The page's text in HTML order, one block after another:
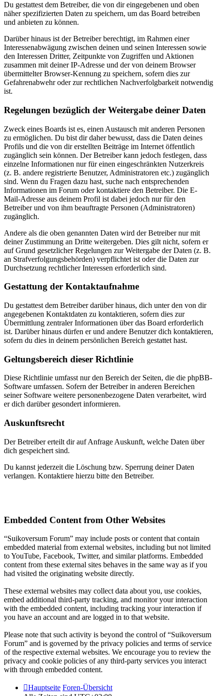
Du gestattest dem Betreiber, die von dir eingegebenen und oben
näher spezifizierten Daten zu speichern, um das Board betreiben
und anbieten zu können.
Darüber hinaus ist der Betreiber berechtigt, im Rahmen einer
Interessenabwägung zwischen deinen und seinen Interessen sowie
den Interessen Dritter, Zeitpunkte von Zugriffen und Aktionen
zusammen mit deiner IP-Adresse und der von deinem Browser
übermittelter Browser-Kennung zu speichern, sofern dies zur
Gefahrenabwehr oder zur rechtlichen Nachverfolgbarkeit notwendig
ist.
Regelungen bezüglich der Weitergabe deiner Daten
Zweck eines Boards ist es, einen Austausch mit anderen Personen
zu ermöglichen. Du bist dir daher bewusst, dass die Daten deines
Profils und die von dir erstellten Beiträge im Internet öffentlich
zugänglich sein können. Der Betreiber kann jedoch festlegen, dass
einzelne Informationen nur für einen eingeschränkten Nutzerkreis
(z. B. andere registrierte Benutzer, Administratoren etc.) zugänglich
sind. Wenn du Fragen dazu hast, suche nach entsprechenden
Informationen im Forum oder kontaktiere den Betreiber. Die E-
Mail-Adresse aus deinem Profil ist dabei jedoch nur für den
Betreiber und von ihm beauftragte Personen (Administratoren)
zugänglich.
Andere als die oben genannten Daten wird der Betreiber nur mit
deiner Zustimmung an Dritte weitergeben. Dies gilt nicht, sofern er
auf Grund gesetzlicher Regelungen zur Weitergabe der Daten (z. B.
an Strafverfolgungsbehörden) verpflichtet ist oder die Daten zur
Durchsetzung rechtlicher Interessen erforderlich sind.
Gestattung der Kontaktaufnahme
Du gestattest dem Betreiber darüber hinaus, dich unter den von dir
angegebenen Kontaktdaten zu kontaktieren, sofern dies zur
Übermittlung zentraler Informationen über das Board erforderlich
ist. Darüber hinaus dürfen er und andere Benutzer dich kontaktieren,
sofern du dies in deinem persönlichen Bereich gestattet hast.
Geltungsbereich dieser Richtlinie
Diese Richtlinie umfasst nur den Bereich der Seiten, die die phpBB-
Software umfassen. Sofern der Betreiber in anderen Bereichen
seiner Software weitere personenbezogene Daten verarbeitet, wird
er dich darüber gesondert informieren.
Auskunftsrecht
Der Betreiber erteilt dir auf Anfrage Auskunft, welche Daten über
dich gespeichert sind.
Du kannst jederzeit die Löschung bzw. Sperrung deiner Daten
verlangen. Kontaktiere hierzu bitte den Betreiber.
Embedded Content from Other Websites
“Suikoversum Forum” may include posts or content that contain
embedded material from external websites, including but not limited
to YouTube, Facebook, Twitter, and similar platforms. Embedded
content from these external sites behaves in the same way as if you
had visited the originating website directly.
These external websites may collect data about you, use cookies,
embed additional third-party tracking, and monitor your interaction
with the embedded content, including tracking your interaction if
you have an account and are logged in to that website.
Please note that such activity is beyond the control of “Suikoversum
Forum” and is governed by the privacy policies and terms of service
of the respective external websites. We encourage you to review the
privacy and cookie policies of any third-party services you interact
with through embedded content.
Hauptseite Foren-Übersicht